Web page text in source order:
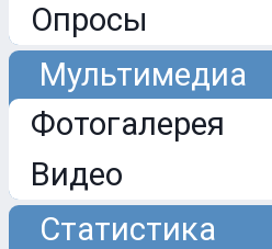
Опросы
Мультимедиа
Фотогалерея
Видео
Статистика